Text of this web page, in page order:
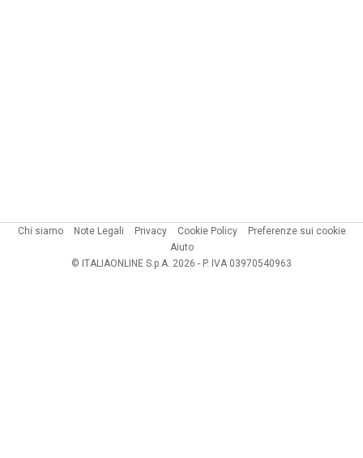
Chi siamo Note Legali Privacy Cookie Policy
Preferenze sui cookie
Aiuto
© ITALIAONLINE S.p.A. 2026 - P. IVA 03970540963